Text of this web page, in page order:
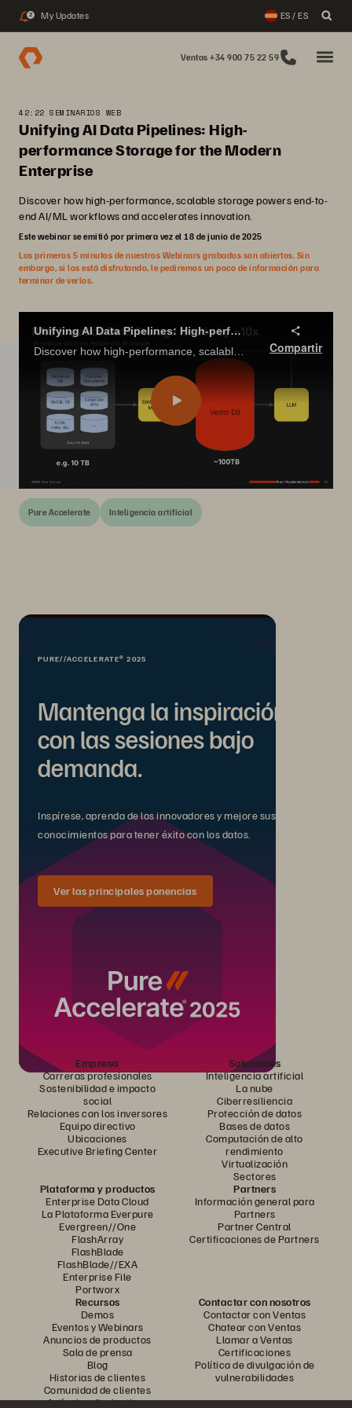
2 My Updates ES / ES
Ventas +34 900 75 22 59
42:22 SEMINARIOS WEB
Unifying AI Data Pipelines: High-
performance Storage for the Modern
Enterprise
Discover how high-performance, scalable storage powers end-to-
end AI/ML workflows and accelerates innovation.
Este webinar se emitió por primera vez el 18 de junio de 2025
Los primeros 5 minutos de nuestros Webinars grabados son abiertos. Sin
embargo, si los está disfrutando, le pediremos un poco de información para
terminar de verlos.
Unifying AI Data Pipelines: High-performance Storage for the Modern Enterprise
Discover how high-performance, scalable storage powers end-to-end AI/ML workflows and accelerates innovation
Compartir
Pure Accelerate Inteligencia artificial
PURE//ACCELERATE® 2025
Mantenga la inspiración
con las sesiones bajo
demanda.
Inspírese, aprenda de los innovadores y mejore sus
conocimientos para tener éxito con los datos.
Ver las principales ponencias
Empresa
Carreras profesionales
Sostenibilidad e impacto
social
Relaciones con los inversores
Equipo directivo
Ubicaciones
Executive Briefing Center
Soluciones
Inteligencia artificial
La nube
Ciberresiliencia
Protección de datos
Bases de datos
Computación de alto
rendimiento
Virtualización
Sectores
Plataforma y productos
Enterprise Data Cloud
La Plataforma Everpure
Evergreen//One
FlashArray
FlashBlade
FlashBlade//EXA
Enterprise File
Portworx
Partners
Información general para
Partners
Partner Central
Certificaciones de Partners
Recursos
Demos
Eventos y Webinars
Anuncios de productos
Sala de prensa
Blog
Historias de clientes
Comunidad de clientes
Artículos divulgativos
Contactar con nosotros
Contactar con Ventas
Chatear con Ventas
Llamar a Ventas
Certificaciones
Política de divulgación de
vulnerabilidades